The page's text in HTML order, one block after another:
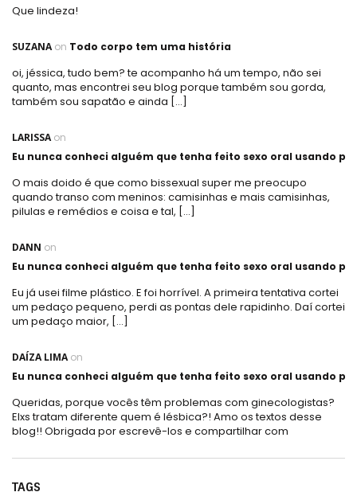
Que lindeza!
SUZANAon Todo corpo tem uma história
oi, jéssica, tudo bem? te acompanho há um tempo, não sei
quanto, mas encontrei seu blog porque também sou gorda,
também sou sapatão e ainda […]
LARISSAon
Eu nunca conheci alguém que tenha feito sexo oral usando
O mais doido é que como bissexual super me preocupo
quando transo com meninos: camisinhas e mais camisinhas,
pilulas e remédios e coisa e tal, […]
DANN on
Eu nunca conheci alguém que tenha feito sexo oral usando
Eu já usei filme plástico. E foi horrível. A primeira tentativa cortei
um pedaço pequeno, perdi as pontas dele rapidinho. Daí cortei
um pedaço maior, […]
DAÍZA LIMAon
Eu nunca conheci alguém que tenha feito sexo oral usando
Queridas, porque vocês têm problemas com ginecologistas?
Elxs tratam diferente quem é lésbica?! Amo os textos desse
blog!! Obrigada por escrevê-los e compartilhar com
TAGS